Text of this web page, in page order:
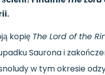
kopię The Lord of the
Saurona i
w tym okresie